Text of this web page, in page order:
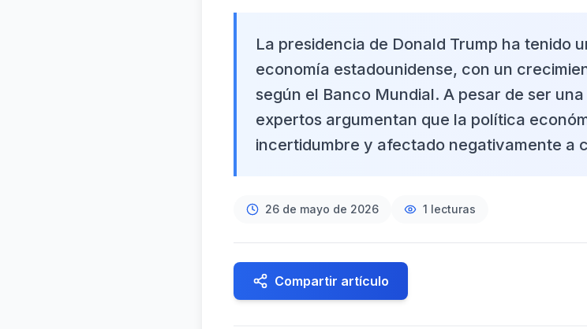
La presidencia de Donald Trump ha tenido
economía estadounidense, con un
según el Banco Mundial. A pesar de ser
expertos argumentan que la política
incertidumbre y afectado negativamente a
26 de mayo de 2026 1 lecturas
Compartir artículo